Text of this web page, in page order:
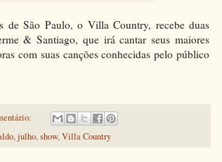
de São Paulo, o Villa Country, recebe duas
& Santiago, que irá cantar seus maiores
com suas canções conhecidas pelo público
,julho,show,Villa Country